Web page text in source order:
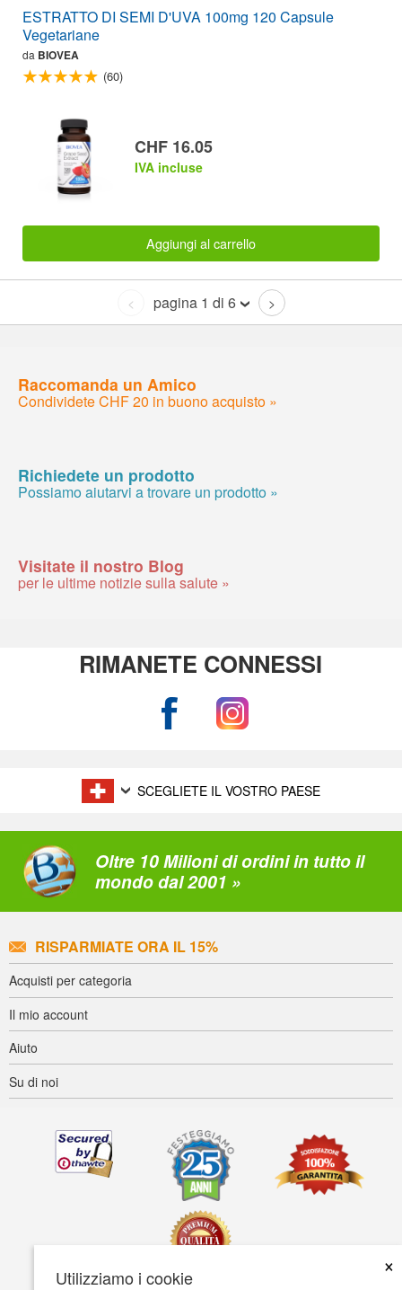
Utilizziamo i cookie
×
ESTRATTO DI SEMI D'UVA 100mg 120 Capsule
Vegetariane
da BIOVEA
(60)
CHF 16.05
IVA incluse
Aggiungi al carrello
< pagina 1 di 6 >
Raccomanda un Amico
Condividete CHF 20 in buono acquisto »
Richiedete un prodotto
Possiamo aiutarvi a trovare un prodotto »
Visitate il nostro Blog
per le ultime notizie sulla salute »
RIMANETE CONNESSI
SCEGLIETE IL VOSTRO PAESE
Oltre 10 Milioni di ordini in tutto il
mondo dal 2001 »
RISPARMIATE ORA IL 15%
Acquisti per categoria
Il mio account
Aiuto
Su di noi